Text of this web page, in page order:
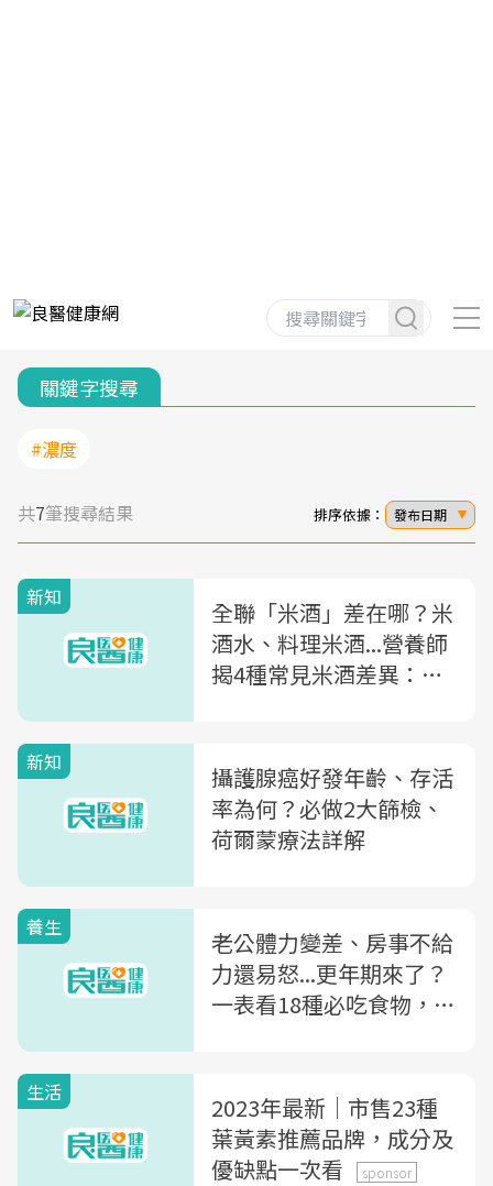
關鍵字搜尋
#濃度
共7筆搜尋結果 排序依據： 發布日期
新知
全聯「米酒」差在哪？米
酒水、料理米酒...營養師
揭4種常見米酒差異：想
新知
攝護腺癌好發年齡、存活
率為何？必做2大篩檢、
荷爾蒙療法詳解
養生
老公體力變差、房事不給
力還易怒...更年期來了？
一表看18種必吃食物，有
生活
2023年最新｜市售23種
葉黃素推薦品牌，成分及
優缺點一次看
sponsor